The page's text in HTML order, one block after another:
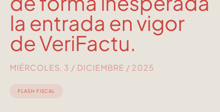
la entrada en vigor
de VeriFactu.
MIÉRCOLES, 3 / DICIEMBRE / 2025
FLASH FISCAL